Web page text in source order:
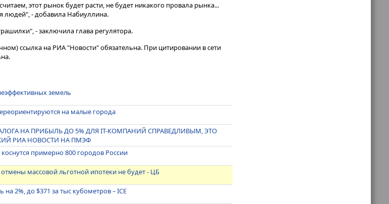
этот рынок будет расти, не будет никакого провала рынка...
людей", - добавила Набиуллина.
- заключила глава регулятора.
ссылка на РИА "Новости" обязательна. При цитировании в сети
земель
на малые города
НА ПРИБЫЛЬ ДО 5% ДЛЯ IT-КОМПАНИЙ СПРАВЕДЛИВЫМ, ЭТО
РИА НОВОСТИ НА ПМЭФ
примерно 800 городов России
массовой льготной ипотеки не будет - ЦБ
2%, до $371 за тыс кубометров – ICE